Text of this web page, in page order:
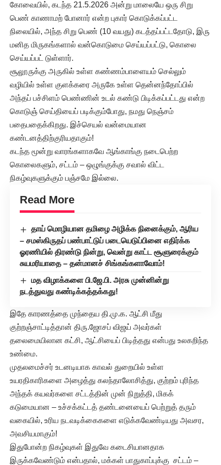
கோவையில், கடந்த 21.5.2026 அன்று மாலையே ஒரு சிறு
பெண் காணாமற் போனார் என்ற புகார் கொடுக்கப்பட்ட
நிலையில், அந்த சிறு பெண் (10 வயது) கடத்தப்பட்டதோடு, இரு
மனித மிருகங்களால் வன்கொடுமை செய்யப்பட்டு, கொலை
செய்யப்பட் டுள்ளார்.
சூலூருக்கு அருகில் உள்ள கண்ணம்பாளையம் செல்லும்
வழியில் உள்ள குளக்கரை அருகே உள்ள தென்னந்தோப்பில்
அந்தப் பச்சிளம் பெண்ணின் உடல் கண்டு பிடிக்கப்பட்டது என்ற
கொடுஞ் செய்தியைப் படிக்கும்போது, நமது நெஞ்சம்
பதைபதைக்கிறது. இச்செயல் வன்மையான
கண்டனத்திற்குரியதாகும்!
கடந்த மூன்று வாரங்களாகவே ஆங்காங்கு நடைபெற்ற
கொலைகளும், சட்டம் – ஒழுங்குக்கு சவால் விட்ட
நிகழ்வுகளுக்கும் பஞ்சமே இல்லை.
Read More
தாய் மொழியான தமிழை அழிக்க நினைக்கும், ஆரிய
– சமஸ்கிருதப் பண்பாட்டுப் படையெடுப்பினை எதிர்க்க
ஓரணியில் திரண்டு நின்று, வென்று காட்ட சூளுரைக்கும்
சுயமரியாதை – தன்மானச் சிங்கங்களாவோம்!
மத விழாக்களை பி.ஜே.பி. அரசு முன்னின்று
நடத்துவது கண்டிக்கத்தக்கது!
இதே காரணத்தை முந்தைய தி.மு.க. ஆட்சி மீது
குற்றஞ்சாட்டித்தான் திரு.ஜோசப் விஜய் அவர்கள்
தலைமையிலான கட்சி, ஆட்சியைப் பிடித்தது என்பது உலகறிந்த
உண்மை.
முதலமைச்சர் உடனடியாக காவல் துறையில் உள்ள
உயரதிகாரிகளை அழைத்து கலந்தாலோசித்து, குற்றம் புரிந்த
அந்தக் கயவர்களை சட்டத்தின் முன் நிறுத்தி, மிகக்
கடுமையான – உச்சக்கட்டத் தண்டனையைப் பெற்றுத் தரும்
வகையில், உரிய நடவடிக்கைகளை எடுக்கவேண்டியது அவசர,
அவசியமாகும்!
இதுபோன்ற நிகழ்வுகள் இதுவே கடைசியானதாக
இருக்கவேண்டும் என்பதால், மக்கள் பாதுகாப்புக்கு சட்டம் –